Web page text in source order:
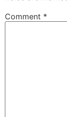
Comment *